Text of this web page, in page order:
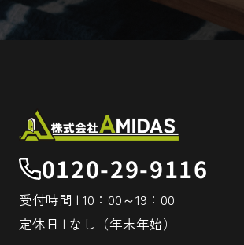
0120-29-9116
受付時間 | 10：00～19：00
定休日 | なし（年末年始）